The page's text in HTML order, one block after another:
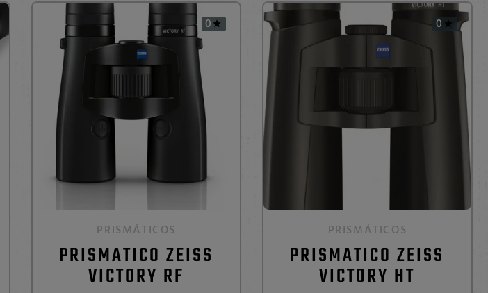
0 
PRISMÁTICOS
PRISMATICO ZEISS
VICTORY RF
0 
PRISMÁTICOS
PRISMATICO ZEISS
VICTORY HT